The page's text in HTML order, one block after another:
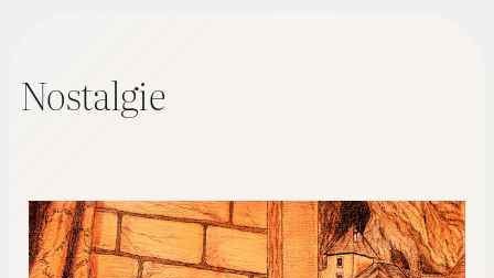
Nostalgie